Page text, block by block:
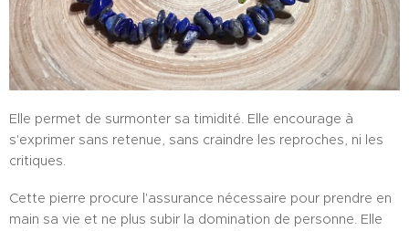
Elle permet de surmonter sa timidité. Elle encourage à
s'exprimer sans retenue, sans craindre les reproches, ni les
critiques.
Cette pierre procure l'assurance nécessaire pour prendre en
main sa vie et ne plus subir la domination de personne. Elle